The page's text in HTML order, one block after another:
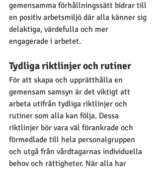
gemensamma förhållningssätt bidrar till
en positiv arbetsmiljö där alla känner sig
delaktiga, värdefulla och mer
engagerade i arbetet.
Tydliga riktlinjer och rutiner
För att skapa och upprätthålla en
gemensam samsyn är det viktigt att
arbeta utifrån tydliga riktlinjer och
rutiner som alla kan följa. Dessa
riktlinjer bör vara väl förankrade och
förmedlade till hela personalgruppen
och utgå från vårdtagarnas individuella
behov och rättigheter. När alla har